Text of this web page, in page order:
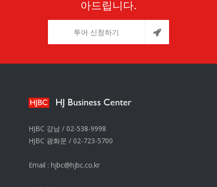
아드립니다.
투어 신청하기
HJBC 강남 / 02-538-9998
HJBC 광화문 / 02-723-5700
Email : hjbc@hjbc.co.kr